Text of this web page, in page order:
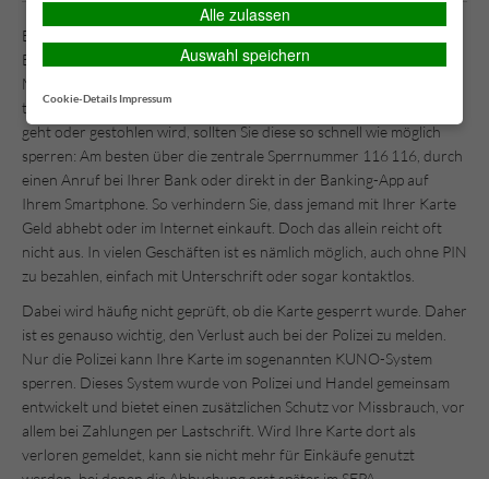
Bankkarte verloren – und jetzt? Viele sperren sie sofort bei der
Bank, aber vergessen einen entscheidenden Schritt. Warum eine
Meldung bei der Polizei genauso wichtig ist und wie Sie sich vor
teuren Folgen schützen können. Wenn Ihre Bankkarte verloren
geht oder gestohlen wird, sollten Sie diese so schnell wie möglich
sperren: Am besten über die zentrale Sperrnummer 116 116, durch
einen Anruf bei Ihrer Bank oder direkt in der Banking-App auf
Ihrem Smartphone. So verhindern Sie, dass jemand mit Ihrer Karte
Geld abhebt oder im Internet einkauft. Doch das allein reicht oft
nicht aus. In vielen Geschäften ist es nämlich möglich, auch ohne PIN
zu bezahlen, einfach mit Unterschrift oder sogar kontaktlos.
Dabei wird häufig nicht geprüft, ob die Karte gesperrt wurde. Daher
ist es genauso wichtig, den Verlust auch bei der Polizei zu melden.
Nur die Polizei kann Ihre Karte im sogenannten KUNO-System
sperren. Dieses System wurde von Polizei und Handel gemeinsam
entwickelt und bietet einen zusätzlichen Schutz vor Missbrauch, vor
allem bei Zahlungen per Lastschrift. Wird Ihre Karte dort als
verloren gemeldet, kann sie nicht mehr für Einkäufe genutzt
Alle zulassen
Auswahl speichern
Cookie-Details Impressum